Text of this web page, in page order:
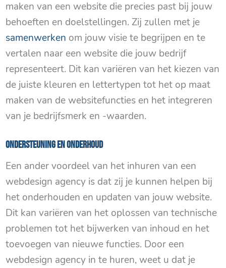
maken van een website die precies past bij jouw
behoeften en doelstellingen. Zij zullen met je
samenwerken om jouw visie te begrijpen en te
vertalen naar een website die jouw bedrijf
representeert. Dit kan variëren van het kiezen van
de juiste kleuren en lettertypen tot het op maat
maken van de websitefuncties en het integreren
van je bedrijfsmerk en -waarden.
Ondersteuning en onderhoud
Een ander voordeel van het inhuren van een
webdesign agency is dat zij je kunnen helpen bij
het onderhouden en updaten van jouw website.
Dit kan variëren van het oplossen van technische
problemen tot het bijwerken van inhoud en het
toevoegen van nieuwe functies. Door een
webdesign agency in te huren, weet u dat je